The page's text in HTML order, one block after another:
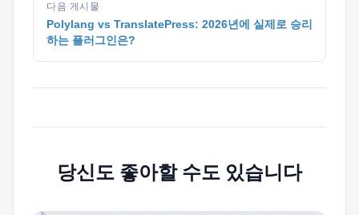
다음 게시물
Polylang vs TranslatePress: 2026년에 실제로 승리
하는 플러그인은?
당신도 좋아할 수도 있습니다